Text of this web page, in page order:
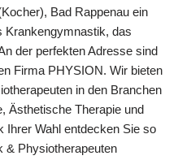
Bad Rappenau ein
Krankengymnastik, das
der perfekten Adresse sind
Firma PHYSION. Wir bieten
in den Branchen
Ästhetische Therapie und
Wahl entdecken Sie so
& Physiotherapeuten